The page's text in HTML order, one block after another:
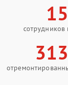
15
сотрудников